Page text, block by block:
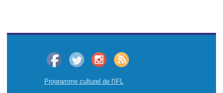
Programme culturel de l'IFL